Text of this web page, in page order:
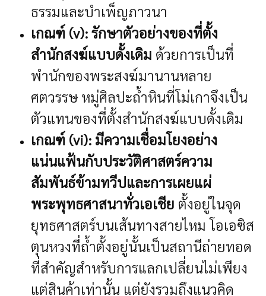
ธรรมและบำเพ็ญภาวนา
เกณฑ์ (v): รักษาตัวอย่างของที่ตั้ง
สำนักสงฆ์แบบดั้งเดิม ด้วยการเป็นที่
พำนักของพระสงฆ์มานานหลาย
ศตวรรษ หมู่ศิลปะถ้ำหินที่โม่เกาจึงเป็น
ตัวแทนของที่ตั้งสำนักสงฆ์แบบดั้งเดิม
เกณฑ์ (vi): มีความเชื่อมโยงอย่าง
แน่นแฟ้นกับประวัติศาสตร์ความ
สัมพันธ์ข้ามทวีปและการเผยแผ่
พระพุทธศาสนาทั่วเอเชีย ตั้งอยู่ในจุด
ยุทธศาสตร์บนเส้นทางสายไหม โอเอซิส
ตุนหวงที่ถ้ำตั้งอยู่นั้นเป็นสถานีถ่ายทอด
ที่สำคัญสำหรับการแลกเปลี่ยนไม่เพียง
แต่สินค้าเท่านั้น แต่ยังรวมถึงแนวคิด